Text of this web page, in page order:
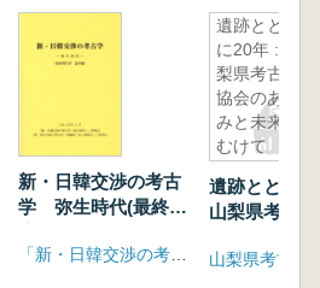
新・日韓交渉の考古
学 弥生時代(最終報
遺跡ととも
に20年 : 山
梨県考古学
協会のあゆ
みと未来に
むけて
遺跡ととも
山梨県考古
て
山梨県考古学